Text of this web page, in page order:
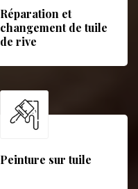
Réparation et
changement de tuile
de rive
Peinture sur tuile